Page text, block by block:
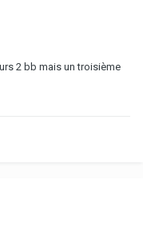
2 bb mais un troisième